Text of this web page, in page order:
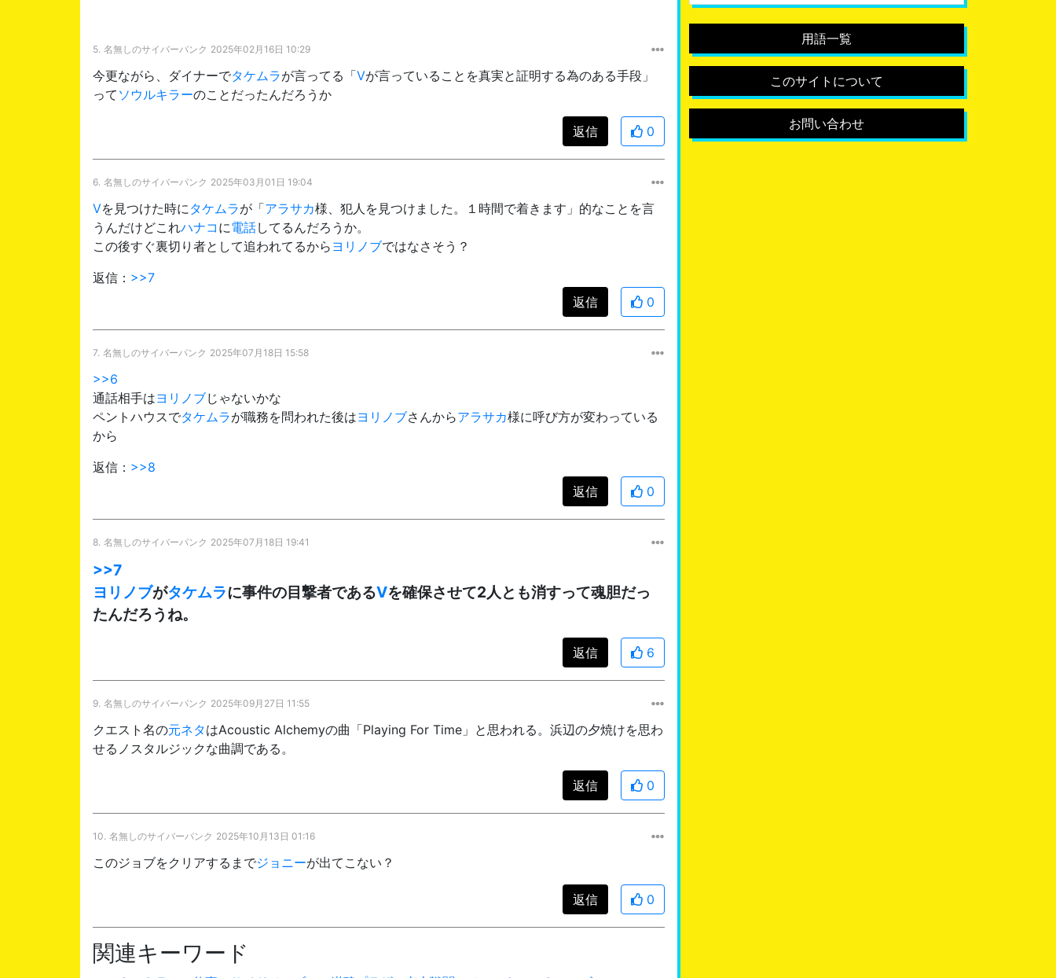
5. 名無しのサイバーパンク 2025年02月16日 10:29
今更ながら、ダイナーでタケムラが言ってる「Vが言っていることを真実と証明する為のある手段」
って ソウルキラーのことだったんだろうか
返信 0
6. 名無しのサイバーパンク 2025年03月01日 19:04
Vを見つけた時に タケムラが「アラサカ様、犯人を見つけました。１時間で着きます」的なことを言
うんだけどこれハナコ に電話してるんだろうか。
この後すぐ裏切り者として追われてるから ヨリノブではなさそう？
返信： >>7
返信
0
7. 名無しのサイバーパンク 2025年07月18日 15:58
>>6
通話相手はヨリノブじゃないかな
ペントハウスでタケムラが職務を問われた後はヨリノブさんからアラサカ様に呼び方が変わっている
から
返信： >>8
返信
0
8. 名無しのサイバーパンク 2025年07月18日 19:41
>>7
ヨリノブがタケムラに事件の目撃者であるVを確保させて2人とも消すって魂胆だっ
たんだろうね。
返信 6
9. 名無しのサイバーパンク 2025年09月27日 11:55
クエスト名の元ネタはAcoustic Alchemyの曲「Playing For Time」と思われる。浜辺の夕焼けを思わ
せるノスタルジックな曲調である。
返信 0
10. 名無しのサイバーパンク 2025年10月13日 01:16
このジョブをクリアするまでジョニーが出てこない？
返信 0
関連キーワード
用語一覧
このサイトについて
お問い合わせ